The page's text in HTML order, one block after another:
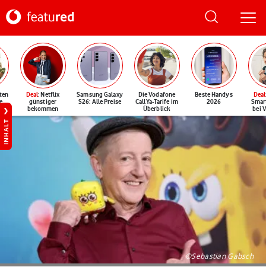
Deal: Netflix
günstiger
bekommen
Samsung Galaxy
S26: Alle Preise
Die Vodafone
CallYa-Tarife im
Überblick
Beste Handys
2026
Deal
bei
INHALT
©Sebastian Gabsch